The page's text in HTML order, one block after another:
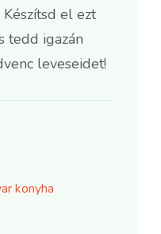
el ezt
tedd igazán
leveseidet!
konyha